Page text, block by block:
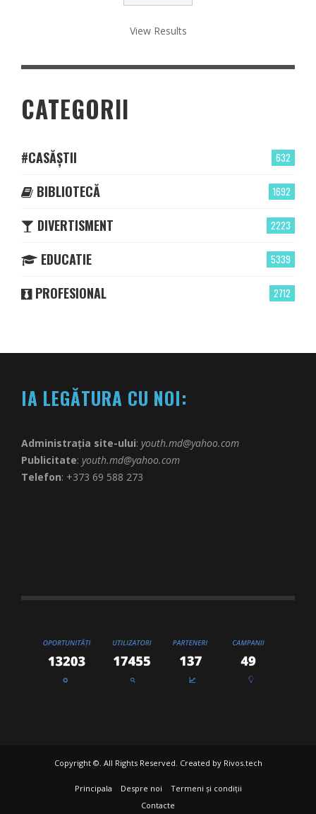
View Results
CATEGORII
632
#CASĂȘTII
1692
BIBLIOTECĂ
2223
DIVERTISMENT
5339
EDUCATIE
2712
PROFESIONAL
IA LEGĂTURA CU NOI:
Administrația site-ului: youth.md@yahoo.com
Publicitate: youth.md@yahoo.com
Telefon: +373 69 588 273
Copyright ©. All Rights Reserved. Created by Rivos.tech
Principala Despre noi
Termeni și condiții
Contacte